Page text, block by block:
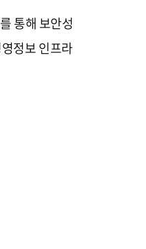
통해 보안성
정보 인프라